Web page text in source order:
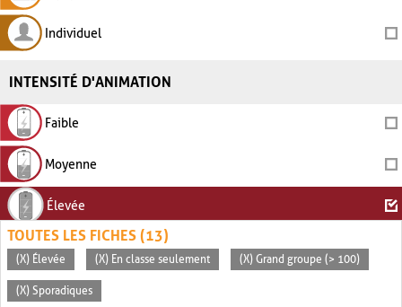
Individuel
INTENSITÉ D'ANIMATION
Faible
Moyenne
Élevée
TOUTES LES FICHES (13)
(X) Élevée (X) En classe seulement (X) Grand groupe (> 100)
(X) Sporadiques